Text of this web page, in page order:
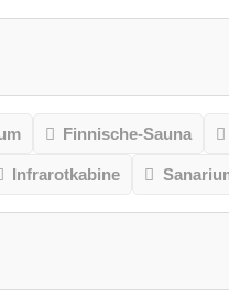
Finnische-Sauna
Infrarotkabine